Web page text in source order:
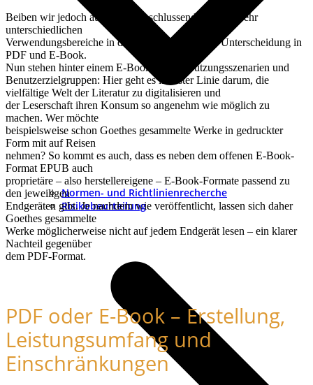
Normen- und Richtlinienrecherche
Risikobeurteilung
Beiben wir jedoch aufgrund der schlussendlich doch sehr
unterschiedlichen
Verwendungsbereiche in diesem Podcast bei der Unterscheidung in
PDF und E-Book.
Nun stehen hinter einem E-Book andere Nutzungsszenarien und
Benutzerzielgruppen: Hier geht es in erster Linie darum, die
vielfältige Welt der Literatur zu digitalisieren und
der Leserschaft ihren Konsum so angenehm wie möglich zu
machen. Wer möchte
beispielsweise schon Goethes gesammelte Werke in gedruckter
Form mit auf Reisen
nehmen? So kommt es auch, dass es neben dem offenen E-Book-
Format EPUB auch
proprietäre – also herstellereigene – E-Book-Formate passend zu
den jeweiligen
Endgeräten gibt. Je nachdem wie veröffentlicht, lassen sich daher
Goethes gesammelte
Werke möglicherweise nicht auf jedem Endgerät lesen – ein klarer
Nachteil gegenüber
dem PDF-Format.
PDF oder E-Book – Erstellung,
Leistungsumfang und
Einschränkungen